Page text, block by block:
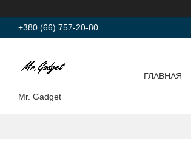
+380 (66) 757-20-80
Mr. Gadget
ГЛАВНАЯ